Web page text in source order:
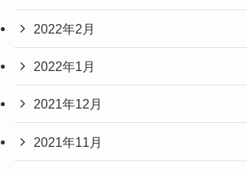
2022年2月
2022年1月
2021年12月
2021年11月